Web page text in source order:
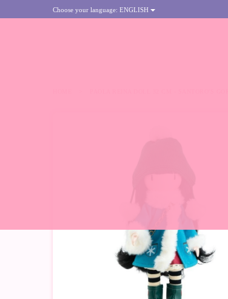
Choose your language: ENGLISH